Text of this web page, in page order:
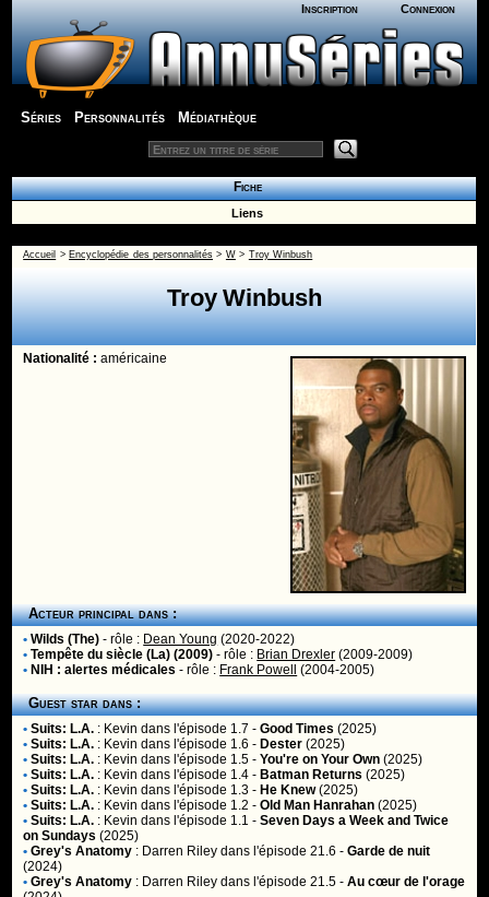
Inscription Connexion
Séries Personnalités Médiathèque
Fiche
Liens
Accueil > Encyclopédie des personnalités > W> Troy Winbush
Troy Winbush
Nationalité :américaine
Acteur principal dans :
• Wilds (The) - rôle : Dean Young (2020-2022)
• Tempête du siècle (La) (2009) - rôle : Brian Drexler (2009-2009)
• NIH : alertes médicales - rôle : Frank Powell (2004-2005)
Guest star dans :
• Suits: L.A. : Kevin dans l'épisode 1.7 -Good Times (2025)
• Suits: L.A. : Kevin dans l'épisode 1.6 - Dester (2025)
• Suits: L.A. : Kevin dans l'épisode 1.5 -You're on Your Own (2025)
• Suits: L.A. : Kevin dans l'épisode 1.4 - Batman Returns (2025)
• Suits: L.A. : Kevin dans l'épisode 1.3 - He Knew(2025)
• Suits: L.A. : Kevin dans l'épisode 1.2 -Old Man Hanrahan (2025)
• Suits: L.A. : Kevin dans l'épisode 1.1 -Seven Days a Week and Twice
on Sundays (2025)
• Grey's Anatomy : Darren Riley dans l'épisode 21.6 -Garde de nuit
(2024)
• Grey's Anatomy : Darren Riley dans l'épisode 21.5 -Au cœur de l'orage